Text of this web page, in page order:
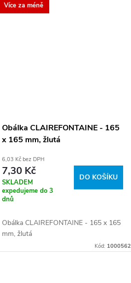
Více za méně
Obálka CLAIREFONTAINE - 165
x 165 mm, žlutá
6,03 Kč bez DPH
7,30 Kč
SKLADEM
expedujeme do 3
dnů
DO KOŠÍKU
Obálka CLAIREFONTAINE - 165 x 165
mm, žlutá
Kód: 1000562